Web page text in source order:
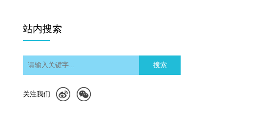
站内搜索
搜索
关注我们